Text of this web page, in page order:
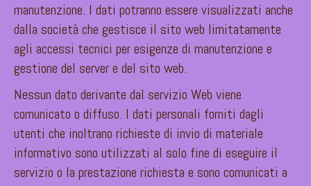
manutenzione. I dati potranno essere visualizzati anche
dalla società che gestisce il sito web limitatamente
agli accessi tecnici per esigenze di manutenzione e
gestione del server e del sito web.
Nessun dato derivante dal servizio Web viene
comunicato o diffuso. I dati personali forniti dagli
utenti che inoltrano richieste di invio di materiale
informativo sono utilizzati al solo fine di eseguire il
servizio o la prestazione richiesta e sono comunicati a